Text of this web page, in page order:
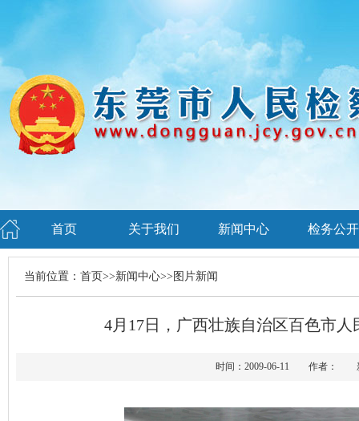
首页 关于我们 新闻中心 检务公开
当前位置： 首页>>新闻中心>> 图片新闻
4月17日，广西壮族自治区百色市
时间：2009-06-11 作者：